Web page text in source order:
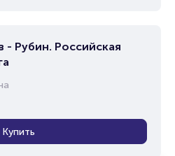
- Рубин. Российская
Купить